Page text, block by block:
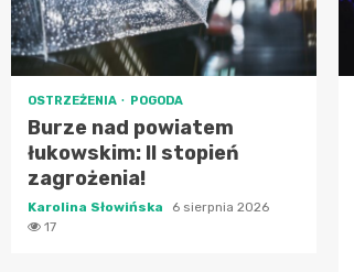
OSTRZEŻENIA POGODA
Burze nad powiatem
łukowskim: II stopień
zagrożenia!
Karolina Słowińska
6 sierpnia 2026
17